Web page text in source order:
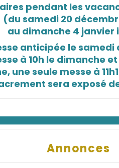
pendant les
(du samedi 20
au dimanche 4 janvier
anticipée le samedi
à 10h le dimanche
une seule messe à
sera exposé de
Annonces